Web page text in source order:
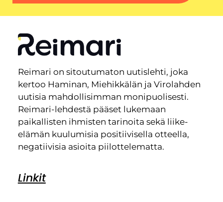
Reimari on sitoutumaton uutislehti, joka
kertoo Haminan, Miehikkälän ja Virolahden
uutisia mahdollisimman monipuolisesti.
Reimari-lehdestä pääset lukemaan
paikallisten ihmisten tarinoita sekä liike-
elämän kuulumisia positiivisella otteella,
negatiivisia asioita piilottelematta.
Linkit